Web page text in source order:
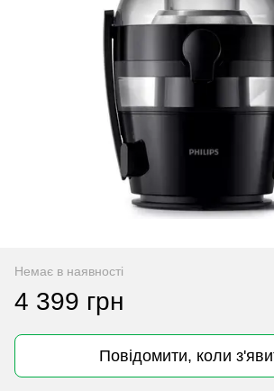
Немає в наявності
4 399 грн
Повідомити, коли